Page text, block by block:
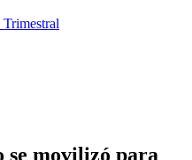
se movilizó para